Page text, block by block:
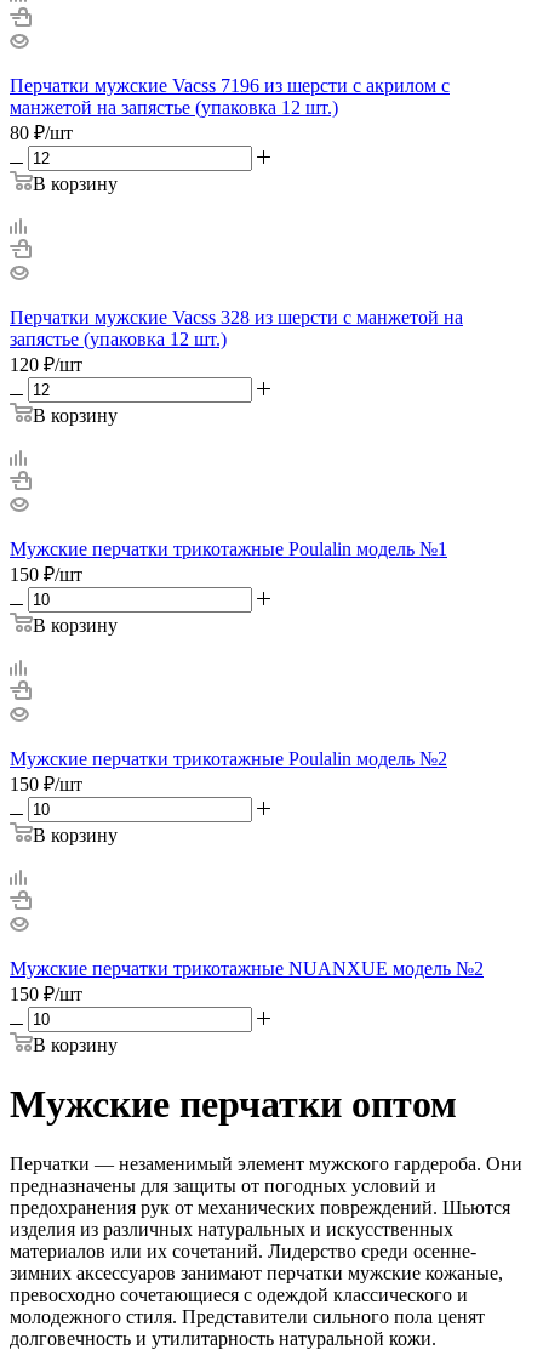
Перчатки мужские Vacss 7196 из шерсти с акрилом с
манжетой на запястье (упаковка 12 шт.)
80 ₽/шт
В корзину
Перчатки мужские Vacss 328 из шерсти с манжетой на
запястье (упаковка 12 шт.)
120 ₽/шт
В корзину
Мужские перчатки трикотажные Poulalin модель №1
150 ₽/шт
В корзину
Мужские перчатки трикотажные Poulalin модель №2
150 ₽/шт
В корзину
Мужские перчатки трикотажные NUANXUE модель №2
150 ₽/шт
В корзину
Мужские перчатки оптом
Перчатки — незаменимый элемент мужского гардероба. Они
предназначены для защиты от погодных условий и
предохранения рук от механических повреждений. Шьются
изделия из различных натуральных и искусственных
материалов или их сочетаний. Лидерство среди осенне-
зимних аксессуаров занимают перчатки мужские кожаные,
превосходно сочетающиеся с одеждой классического и
молодежного стиля. Представители сильного пола ценят
долговечность и утилитарность натуральной кожи.